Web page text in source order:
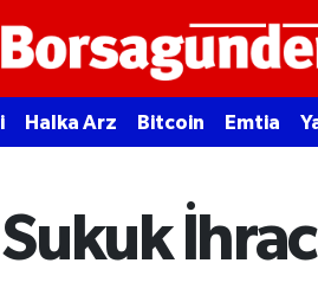
Halka Arz Bitcoin Emtia